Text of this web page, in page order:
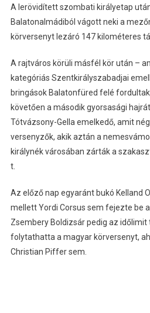
A lerövidített szombati királyetap
Balatonalmádiból vágott neki a
körversenyt lezáró 147 kilométeres
A rajtváros körüli másfél kör után –
kategóriás Szentkirályszabadjai
bringások Balatonfüred felé
követően a második gyorsasági
Tótvázsony-Gella emelkedő, amit
versenyzők, akik aztán a
királynék városában zárták a
t.
Az előző nap egyaránt bukó Kelland
mellett Yordi Corsus sem fejezte be
Zsembery Boldizsár pedig az
folytathatta a magyar körversenyt,
Christian Piffer sem.